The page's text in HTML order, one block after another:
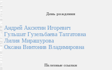
День рождения
Андрей Аксютин Игоревич
Гульшат Гузельбаева Талгатовна
Лилия Мирашурова
Оксана Винтонив Владимировна
Полезные ссылки